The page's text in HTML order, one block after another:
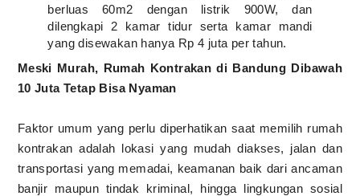
berluas 60m2 dengan listrik 900W, dan
dilengkapi 2 kamar tidur serta kamar mandi
yang disewakan hanya Rp 4 juta per tahun.
Meski Murah, Rumah Kontrakan di Bandung Dibawah
10 Juta Tetap Bisa Nyaman
Faktor umum yang perlu diperhatikan saat memilih rumah
kontrakan adalah lokasi yang mudah diakses, jalan dan
transportasi yang memadai, keamanan baik dari ancaman
banjir maupun tindak kriminal, hingga lingkungan sosial